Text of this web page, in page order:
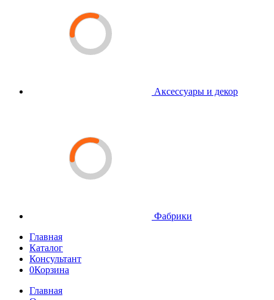
Аксессуары и декор
Фабрики
Главная
Каталог
Консультант
0Корзина
Главная